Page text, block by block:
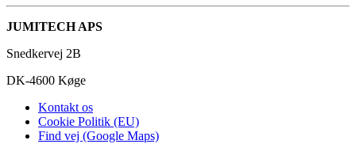
JUMITECH APS
Snedkervej 2B
DK-4600 Køge
Kontakt os
Cookie Politik (EU)
Find vej (Google Maps)